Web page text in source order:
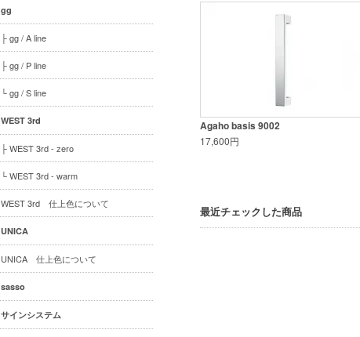
gg
├ gg / A line
├ gg / P line
└ gg / S line
WEST 3rd
├ WEST 3rd - zero
└ WEST 3rd - warm
WEST 3rd 仕上色について
UNICA
UNICA 仕上色について
sasso
サインシステム
Agaho basis 9002
17,600円
最近チェックした商品